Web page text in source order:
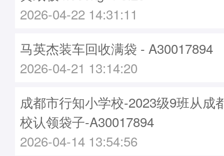
2026-04-22 14:31:11
马英杰装车回收满袋 - A30017894
2026-04-21 13:14:20
成都市行知小学校-2023级9班从成
校认领袋子-A30017894
2026-04-14 13:54:56